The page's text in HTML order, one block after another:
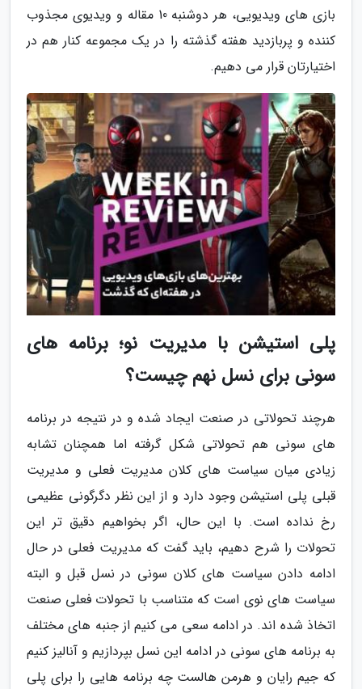
بازی های ویدیویی، هر دوشنبه 10 مقاله و ویدیوی مجذوب
کننده و پربازدید هفته گذشته را در یک مجموعه کنار هم در
اختیارتان قرار می دهیم.
پلی استیشن با مدیریت نو؛ برنامه های
سونی برای نسل نهم چیست؟
هرچند تحولاتی در صنعت ایجاد شده و در نتیجه در برنامه
های سونی هم تحولاتی شکل گرفته اما همچنان تشابه
زیادی میان سیاست های کلان مدیریت فعلی و مدیریت
قبلی پلی استیشن وجود دارد و از این نظر دگرگونی عظیمی
رخ نداده است. با این حال، اگر بخواهیم دقیق تر این
تحولات را شرح دهیم، باید گفت که مدیریت فعلی در حال
ادامه دادن سیاست های کلان سونی در نسل قبل و البته
سیاست های نوی است که متناسب با تحولات فعلی صنعت
اتخاذ شده اند. در ادامه سعی می کنیم از جنبه های مختلف
به برنامه های سونی در ادامه این نسل بپردازیم و آنالیز کنیم
که جیم رایان و هرمن هالست چه برنامه هایی را برای پلی